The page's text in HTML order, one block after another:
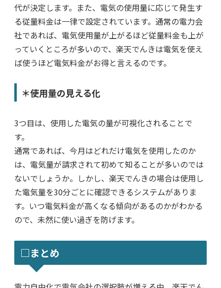
代が決定します。また、電気の使用量に応じて発生す
る従量料金は一律で設定されています。通常の電力会
社であれば、電気使用量が上がるほど従量料金も上が
っていくところが多いので、楽天でんきは電気を使え
ば使うほど電気料金がお得と言えるのです。
＊使用量の見える化
3つ目は、使用した電気の量が可視化されることで
す。
通常であれば、今月はどれだけ電気を使用したのか
は、電気量が請求されて初めて知ることが多いのでは
ないでしょうか。しかし、楽天でんきの場合は使用し
た電気量を30分ごとに確認できるシステムがありま
す。いつ電気料金が高くなる傾向があるのかがわかる
ので、未然に使い過ぎを防げます。
□まとめ